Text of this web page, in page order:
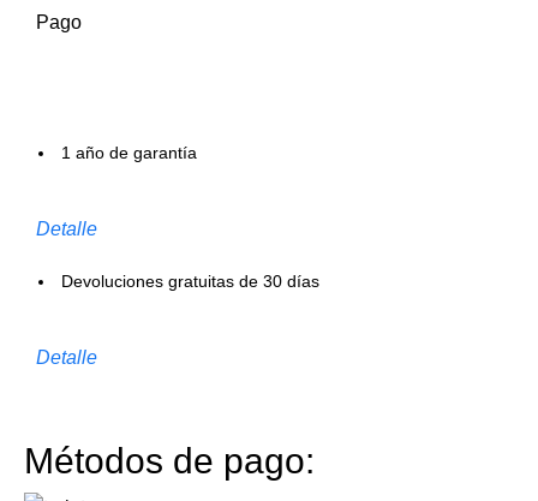
Pago
1 año de garantía
Detalle
Devoluciones gratuitas de 30 días
Detalle
Métodos de pago: